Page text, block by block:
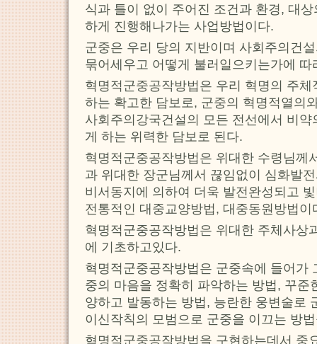
식과 틀이 없이 주어진 조건과 환경, 대
하게 진행해나가는 사업방법이다.
군중은 우리 당의 지반이며 사회주의건
묶어세우고 어떻게 불러일으키는가에
혁명적군중공작방법은 우리 혁명의 주
하는 확고한 담보로, 군중의 혁명적열의
사회주의강국건설의 모든 전선에서 비
게 하는 위력한 담보로 된다.
혁명적군중공작방법은 위대한 수령님께
과 위대한 장군님께서 끊임없이 심화발
비서동지에 의하여 더욱 발전완성되고
전통적인 대중교양방법, 대중동원방법이
혁명적군중공작방법은 위대한 주체사상
에 기초하고있다.
혁명적군중공작방법은 군중속에 들어가
중의 마음을 정확히 파악하는 방법, 꾸준
양하고 발동하는 방법, 능란한 웅변술로
이신작칙의 모범으로 군중을 이끄는 방
혁명적군중공작방법을 구현하는데서 중